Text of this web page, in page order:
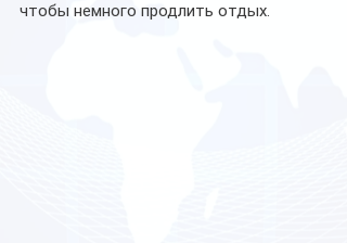
чтобы немного продлить отдых.